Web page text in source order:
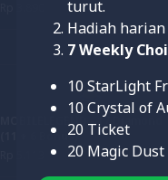
MOBILELEGEND - 17 Diamond
(11 + 6 Bonus)
turut.
Hadiah
7 Weekly
10 StarLight
10 Crystal of
20 Ticket
20 Magic Dust